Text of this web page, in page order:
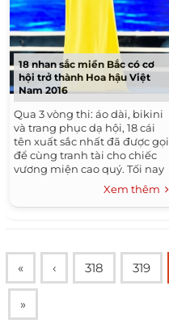
18 nhan sắc miền Bắc có cơ
hội trở thành Hoa hậu Việt
Nam 2016
Qua 3 vòng thi: áo dài, bikini
và trang phục dạ hội, 18 cái
tên xuất sắc nhất đã được gọi
để cùng tranh tài cho chiếc
vương miện cao quý. Tối nay
(17/7), hành trình của Hoa hậu
Việt Nam 2016 tại...
Xem thêm
« ‹ 318 319
»